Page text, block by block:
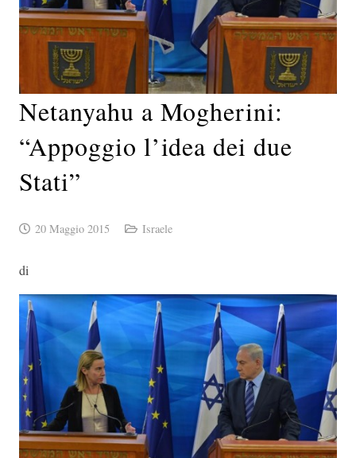
Netanyahu a Mogherini:
“Appoggio l’idea dei due
Stati”
20 Maggio 2015 Israele
di